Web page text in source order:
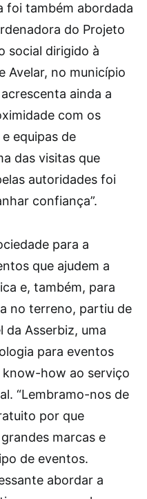
foi também abordada
do Projeto
social dirigido à
Avelar, no município
ainda a
com os
equipas de
das visitas que
autoridades foi
confiança”.
para a
que ajudem a
e, também, para
no terreno, partiu de
da Asserbiz, uma
para eventos
know-how ao serviço
“Lembramo-nos de
por que
marcas e
de eventos.
abordar a